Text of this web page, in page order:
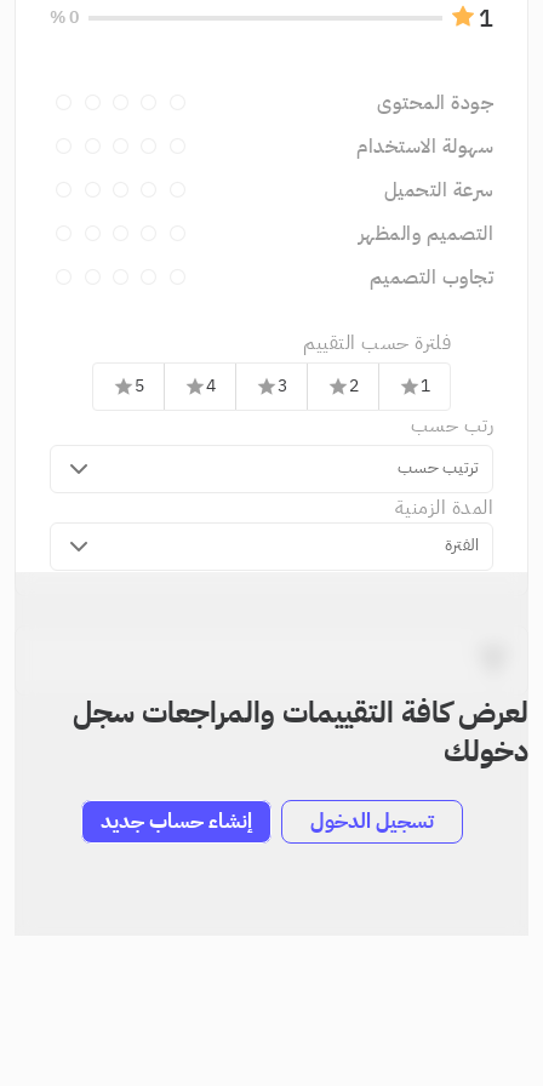
1
0 %
جودة المحتوى
سهولة الاستخدام
سرعة التحميل
التصميم والمظهر
تجاوب التصميم
فلترة حسب التقييم
1
star
2
star
3
star
4
star
5
star
رتب حسب
ترتيب حسب
المدة الزمنية
الفترة
لعرض كافة التقييمات والمراجعات سجل
دخولك
تسجيل الدخول إنشاء حساب جديد